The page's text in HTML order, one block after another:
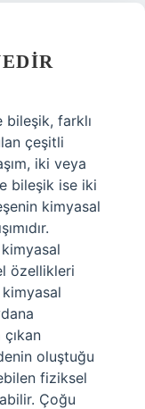
bileşik, farklı
çeşitli
iki veya
bileşik ise iki
kimyasal
kimyasal
özellikleri
oluştuğu
fiziksel
Çoğu